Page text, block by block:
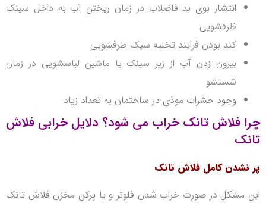
انتشار بوی بد فاضلاب در زمان ریختن آب به داخل سینک
ظرفشویی
کند بودن فرایند تخلیه سیک ظرفشویی
بیرون زدن آب از زیر سینک یا ماشین لباسشویی در زمان
شستشو
وجود حشرات موذی در ساختمان به تعداد زیاد
چرا فلاش تانک خراب می شود؟ دلایل خرابی فلاش
تانک
پر نشدن کامل فلاش تانک
این مشکل در صورت خراب شدن فلوتر و یا پرکن مخزن فلاش تانک